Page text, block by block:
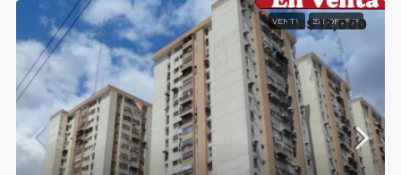
VENTA EN OFERTA
US$ 12,000